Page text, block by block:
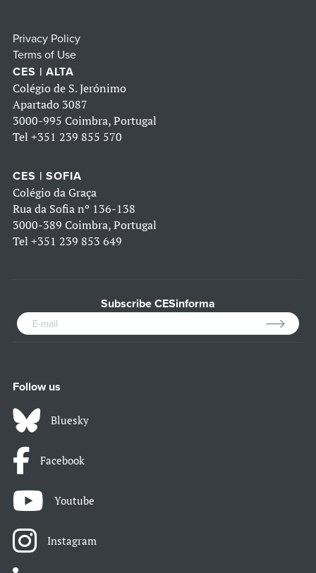
Privacy Policy
Terms of Use
CES | ALTA
Colégio de S. Jerónimo
Apartado 3087
3000-995 Coimbra, Portugal
Tel +351 239 855 570
CES | SOFIA
Colégio da Graça
Rua da Sofia nº 136-138
3000-389 Coimbra, Portugal
Tel +351 239 853 649
Subscribe CESinforma
Follow us
Bluesky
Facebook
Youtube
Instagram